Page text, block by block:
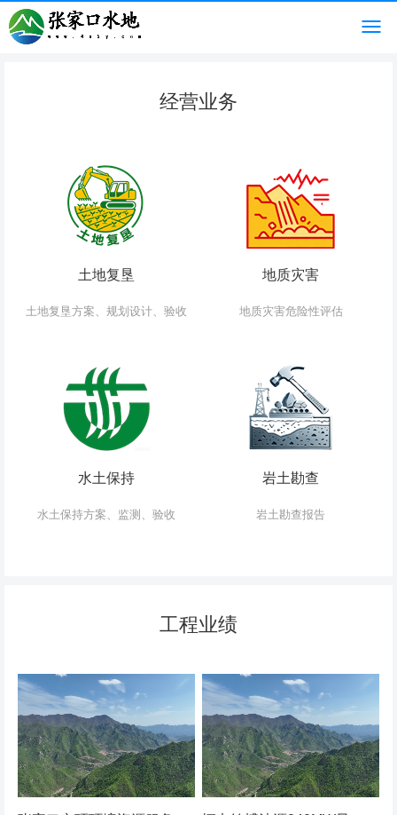
经营业务
土地复垦
土地复垦方案、规划设计、验收
地质灾害
地质灾害危险性评估
水土保持
水土保持方案、监测、验收
岩土勘查
岩土勘查报告
工程业绩